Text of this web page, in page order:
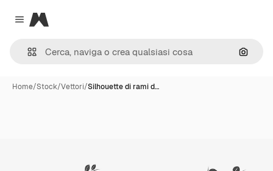
Close menu
Magnific
Cerca
Home/Stock/Vettori/Silhouette di rami d…